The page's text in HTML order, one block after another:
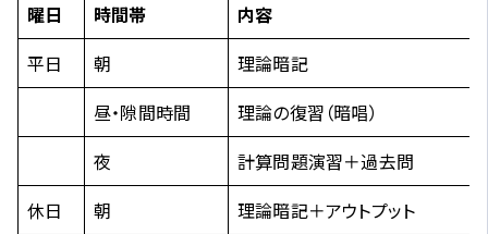
曜日 時間帯
内容
平日
朝
理論暗記
昼・隙間時間
理論の復習（暗唱）
夜
計算問題演習＋過去問
休日
朝
理論暗記＋アウトプット